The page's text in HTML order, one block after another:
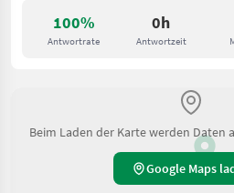
100%
Antwortrate
0h
Antwortzeit
Beim Laden der Karte werden
Google Maps